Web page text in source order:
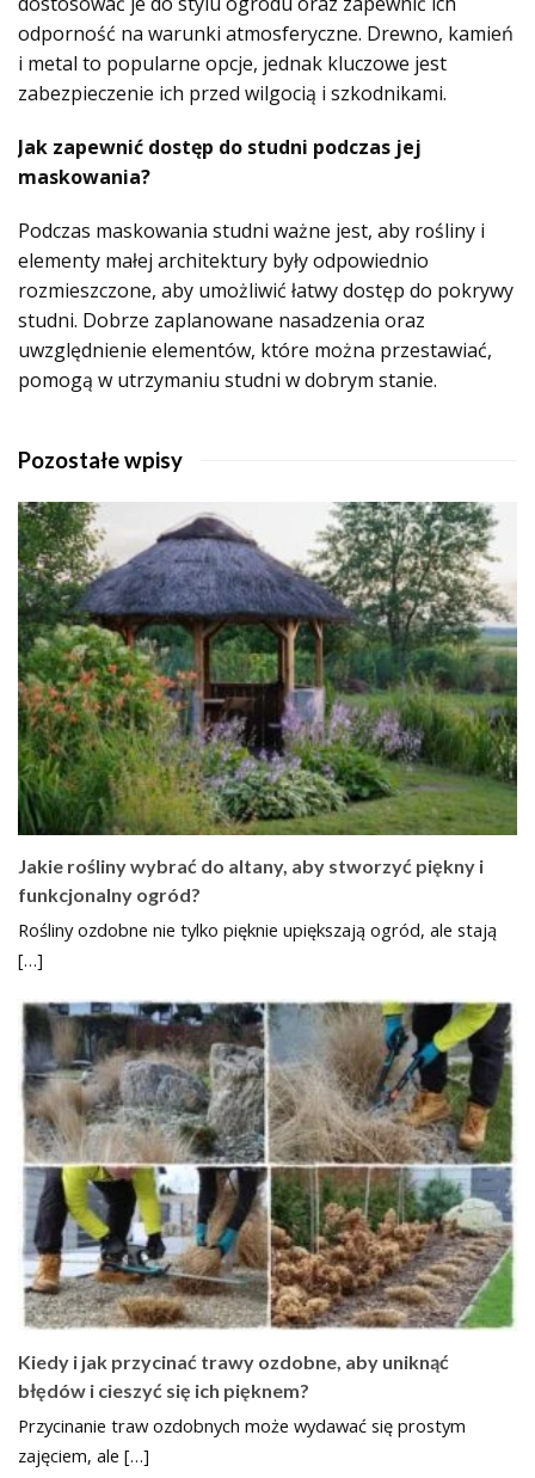
odporność na warunki atmosferyczne. Drewno, kamień
i metal to popularne opcje, jednak kluczowe jest
zabezpieczenie ich przed wilgocią i szkodnikami.
Jak zapewnić dostęp do studni podczas jej
maskowania?
Podczas maskowania studni ważne jest, aby rośliny i
elementy małej architektury były odpowiednio
rozmieszczone, aby umożliwić łatwy dostęp do pokrywy
studni. Dobrze zaplanowane nasadzenia oraz
uwzględnienie elementów, które można przestawiać,
pomogą w utrzymaniu studni w dobrym stanie.
Pozostałe wpisy
Jakie rośliny wybrać do altany, aby stworzyć piękny i
funkcjonalny ogród?
Rośliny ozdobne nie tylko pięknie upiększają ogród, ale stają
[…]
Kiedy i jak przycinać trawy ozdobne, aby uniknąć
błędów i cieszyć się ich pięknem?
Przycinanie traw ozdobnych może wydawać się prostym
zajęciem, ale […]